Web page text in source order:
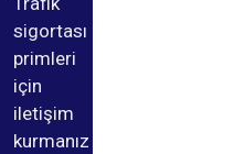
sigortası
primleri
için
iletişim
kurmanız